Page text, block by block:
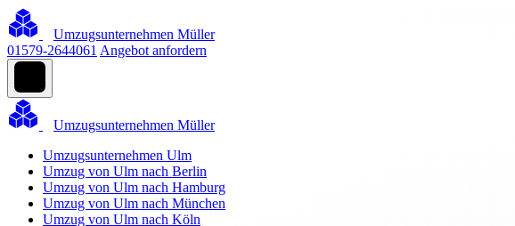
Umzugsunternehmen Müller
01579-2644061 Angebot anfordern
Umzugsunternehmen Müller
Umzugsunternehmen Ulm
Umzug von Ulm nach Berlin
Umzug von Ulm nach Hamburg
Umzug von Ulm nach München
Umzug von Ulm nach Köln